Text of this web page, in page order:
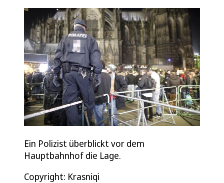
Ein Polizist überblickt vor dem
Hauptbahnhof die Lage.
Copyright: Krasniqi